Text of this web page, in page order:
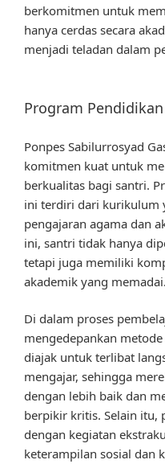
berkomitmen untuk
hanya cerdas secara
menjadi teladan dalam
Program Pendidikan
Ponpes Sabilurrosyad
komitmen kuat untuk
berkualitas bagi santri.
ini terdiri dari kurikulum
pengajaran agama dan
ini, santri tidak hanya
tetapi juga memiliki
akademik yang memadai.
Di dalam proses
mengedepankan
diajak untuk terlibat
mengajar, sehingga
dengan lebih baik dan
berpikir kritis. Selain itu,
dengan kegiatan
keterampilan sosial dan